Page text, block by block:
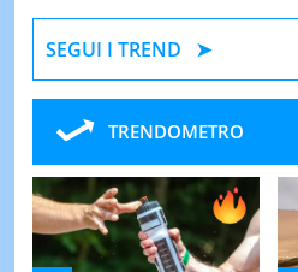
SEGUI I TREND
TRENDOMETRO